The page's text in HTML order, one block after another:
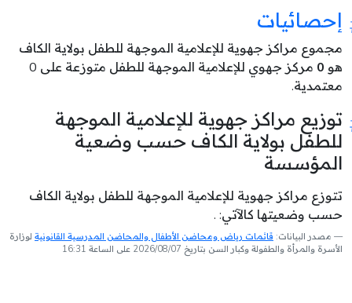
إحصائيات
مجموع مراكز جهوية للإعلامية الموجهة للطفل بولاية الكاف
هو 0
مركز جهوي للإعلامية الموجهة للطفل متوزعة على 0
معتمدية.
توزيع مراكز جهوية للإعلامية الموجهة
للطفل بولاية الكاف حسب وضعية
المؤسسة
تتوزع مراكز جهوية للإعلامية الموجهة للطفل بولاية الكاف
حسب وضعيتها كالآتي: .
مصدر البيانات: قائمات رياض ومحاضن الأطفال والمحاضن المدرسية القانونية لوزارة
الأسرة والمرأة والطفولة وكبار السن بتاريخ 2026/08/07 على الساعة 16:31